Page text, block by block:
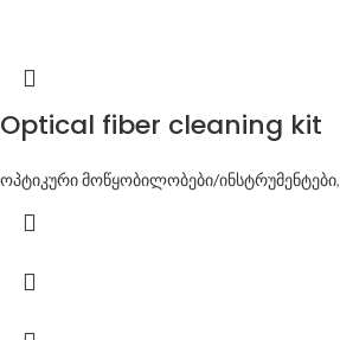
Optical fiber cleaning kit
ოპტიკური მოწყობილობები/ინსტრუმენტები,